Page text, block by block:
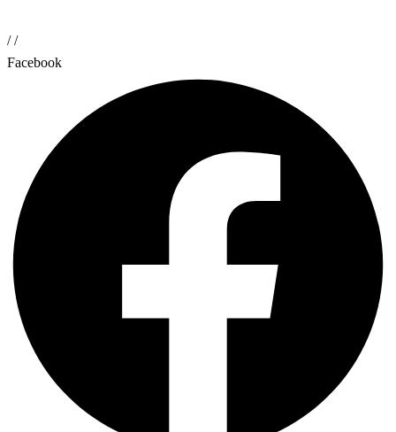
//
Facebook